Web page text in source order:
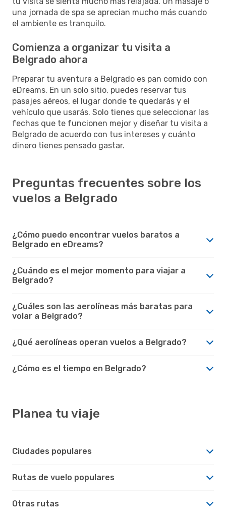
una jornada de spa se aprecian mucho más cuando
el ambiente es tranquilo.
Comienza a organizar tu visita a
Belgrado ahora
Preparar tu aventura a Belgrado es pan comido con
eDreams. En un solo sitio, puedes reservar tus
pasajes aéreos, el lugar donde te quedarás y el
vehículo que usarás. Solo tienes que seleccionar las
fechas que te funcionen mejor y diseñar tu visita a
Belgrado de acuerdo con tus intereses y cuánto
dinero tienes pensado gastar.
Preguntas frecuentes sobre los
vuelos a Belgrado
¿Cómo puedo encontrar vuelos baratos a
Belgrado en eDreams?
¿Cuándo es el mejor momento para viajar a
Belgrado?
¿Cuáles son las aerolíneas más baratas para
volar a Belgrado?
¿Qué aerolíneas operan vuelos a Belgrado?
¿Cómo es el tiempo en Belgrado?
Planea tu viaje
Ciudades populares
Rutas de vuelo populares
Otras rutas